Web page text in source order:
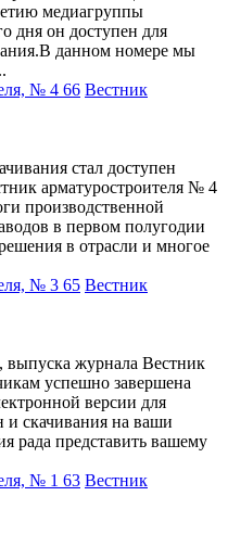
медиагруппы
дня он доступен для
данном номере мы
Вестник
стал доступен
арматуростроителя № 4
производственной
в первом полугодии
в отрасли и многое
Вестник
выпуска журнала Вестник
успешно завершена
версии для
и скачивания на ваши
рада представить вашему
Вестник